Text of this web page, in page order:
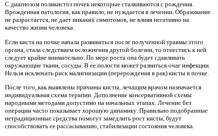
С диагнозом поликистоз почек некоторые сталкиваются с рождения.
Врожденная патология, как правило, не нуждается в лечении. Образование
не разрастается, не дает никаких симптомов, не влияя негативно на
качество жизни человека.
Если киста на почке начала развиваться после полученной травмы этого
органа, стала следствием осложнения другой болезни, то отнестись к ней
следует крайне внимательно. По мере роста она будет сдавливать
окружающие ткани, сосуды. В ее полости может развиться очаг инфекции.
Нельзя исключать риск малигнизации (перерождения в рак) кисты в почке.
После того, как выявлены причины кисты, лечащим врачом назначается
индивидуальная схема терапии. Дополнение консервативной схемы
народными методами допустимо на начальных этапах. Лечение без
операции часто показывает хорошую динамику. Правильно подобранные
нетрадиционные средства помогут замедлить рост кисты, будут
способствовать ее рассасыванию, стабилизации состояния человека.